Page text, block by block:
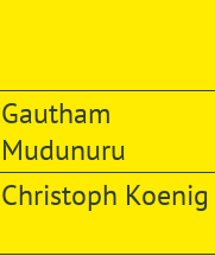
Gautham
Mudunuru
Christoph Koenig